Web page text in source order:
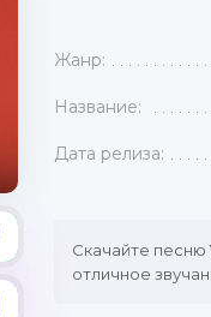
Жанр:
Название:
Дата релиза:
Скачайте песню
отличное